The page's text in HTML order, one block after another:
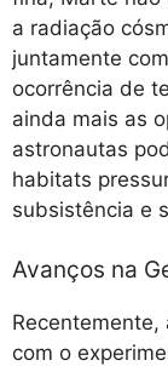
a radiação
juntamente
ocorrência de
ainda mais as
astronautas
habitats
subsistência e
Avanços na
com o